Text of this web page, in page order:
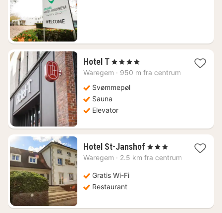
Hotel T1
nat
711
kr.
, 4 Stjerner
Waregem · 950 m fra centrum
Svømmepøl
Sauna
Elevator
Hotel St-Janshof 1
nat
, 3 Stjerner
Waregem · 2.5 km fra centrum
Gratis Wi-Fi
Restaurant